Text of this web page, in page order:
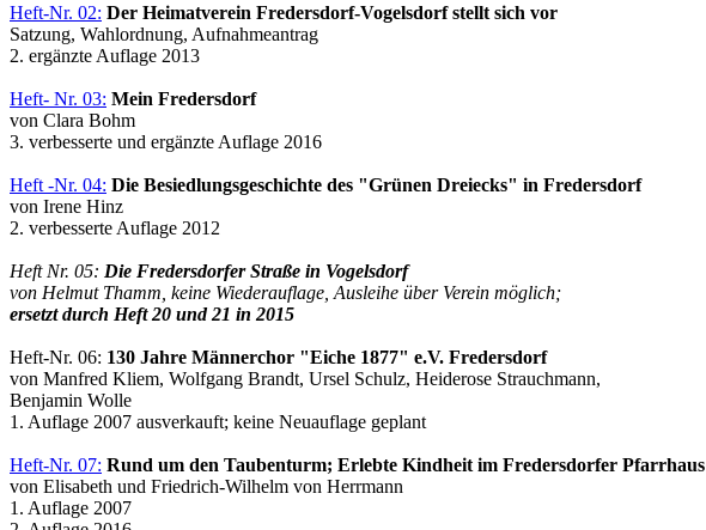
Heft-Nr. 02: Der Heimatverein Fredersdorf-Vogelsdorf stellt sich vor
Satzung, Wahlordnung, Aufnahmeantrag
2. ergänzte Auflage 2013
Heft- Nr. 03: Mein Fredersdorf
von Clara Bohm
3. verbesserte und ergänzte Auflage 2016
Heft -Nr. 04: Die Besiedlungsgeschichte des "Grünen Dreiecks" in Fredersdorf
von Irene Hinz
2. verbesserte Auflage 2012
Heft Nr. 05: Die Fredersdorfer Straße in Vogelsdorf
von Helmut Thamm, keine Wiederauflage, Ausleihe über Verein möglich;
ersetzt durch Heft 20 und 21 in 2015
Heft-Nr. 06: 130 Jahre Männerchor "Eiche 1877" e.V. Fredersdorf
von Manfred Kliem, Wolfgang Brandt, Ursel Schulz, Heiderose Strauchmann,
Benjamin Wolle
1. Auflage 2007 ausverkauft; keine Neuauflage geplant
Heft-Nr. 07: Rund um den Taubenturm; Erlebte Kindheit im Fredersdorfer Pfarrhaus
von Elisabeth und Friedrich-Wilhelm von Herrmann
1. Auflage 2007